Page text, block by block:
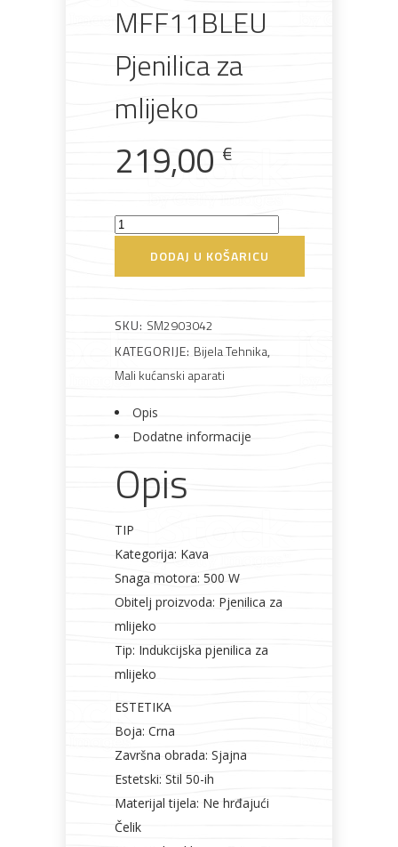
materijali pribor okućnica
Boje i
Metalna
galanterija
ElektromaterijalVijčana
roba za
MFF11BLEU
Pjenilica za
mlijeko
219,00 €
Smeg
mlijeko
količina
DODAJ U KOŠARICU
SKU: SM2903042
KATEGORIJE: Bijela Tehnika,
Mali kućanski aparati
Opis
Dodatne informacije
Opis
TIP
Kategorija: Kava
Snaga motora: 500 W
Obitelj proizvoda: Pjenilica za
mlijeko
Tip: Indukcijska pjenilica za
mlijeko
ESTETIKA
Boja: Crna
Završna obrada: Sjajna
Estetski: Stil 50-ih
Materijal tijela: Ne hrđajući
Čelik